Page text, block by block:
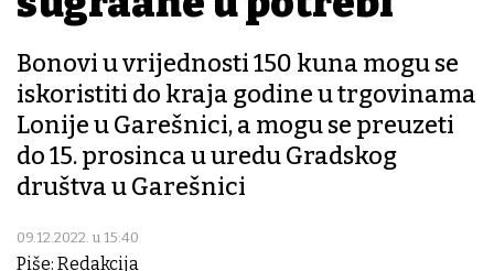
Bonovi u vrijednosti 150 kuna mogu se
iskoristiti do kraja godine u trgovinama
Lonije u Garešnici, a mogu se preuzeti
do 15. prosinca u uredu Gradskog
društva u Garešnici
09.12.2022. u 15:40
Piše: Redakcija